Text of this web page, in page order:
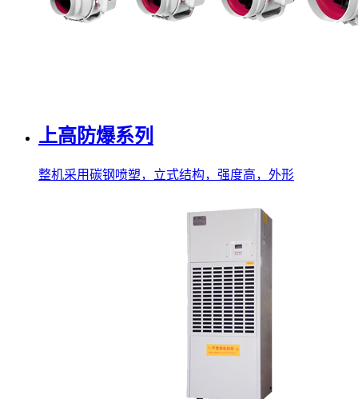
上高防爆系列
整机采用碳钢喷塑，立式结构，强度高，外形